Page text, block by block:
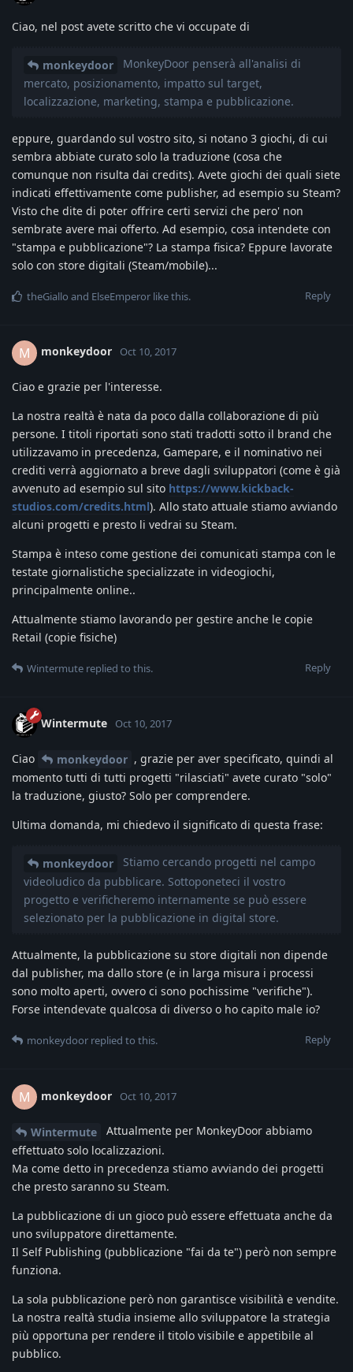
Ciao, nel post avete scritto che vi occupate di
monkeydoor
MonkeyDoor penserà all'analisi di
mercato, posizionamento, impatto sul target,
localizzazione, marketing, stampa e pubblicazione.
eppure, guardando sul vostro sito, si notano 3 giochi, di cui
sembra abbiate curato solo la traduzione (cosa che
comunque non risulta dai credits). Avete giochi dei quali siete
indicati effettivamente come publisher, ad esempio su Steam?
Visto che dite di poter offrire certi servizi che pero' non
sembrate avere mai offerto. Ad esempio, cosa intendete con
"stampa e pubblicazione"? La stampa fisica? Eppure lavorate
solo con store digitali (Steam/mobile)...
Reply
theGiallo and ElseEmperor like this.
M monkeydoor Oct 10, 2017
Ciao e grazie per l'interesse.
La nostra realtà è nata da poco dalla collaborazione di più
persone. I titoli riportati sono stati tradotti sotto il brand che
utilizzavamo in precedenza, Gamepare, e il nominativo nei
crediti verrà aggiornato a breve dagli sviluppatori (come è già
avvenuto ad esempio sul sito https://www.kickback-
studios.com/credits.html). Allo stato attuale stiamo avviando
alcuni progetti e presto li vedrai su Steam.
Stampa è inteso come gestione dei comunicati stampa con le
testate giornalistiche specializzate in videogiochi,
principalmente online..
Attualmente stiamo lavorando per gestire anche le copie
Retail (copie fisiche)
Reply
Wintermute replied to this.
Wintermute Oct 10, 2017
Ciao monkeydoor , grazie per aver specificato, quindi al
momento tutti di tutti progetti "rilasciati" avete curato "solo"
la traduzione, giusto? Solo per comprendere.
Ultima domanda, mi chiedevo il significato di questa frase:
monkeydoor
Stiamo cercando progetti nel campo
videoludico da pubblicare. Sottoponeteci il vostro
progetto e verificheremo internamente se può essere
selezionato per la pubblicazione in digital store.
Attualmente, la pubblicazione su store digitali non dipende
dal publisher, ma dallo store (e in larga misura i processi
sono molto aperti, ovvero ci sono pochissime "verifiche").
Forse intendevate qualcosa di diverso o ho capito male io?
Reply
monkeydoor replied to this.
M monkeydoor Oct 10, 2017
Wintermute
Attualmente per MonkeyDoor abbiamo
effettuato solo localizzazioni.
Ma come detto in precedenza stiamo avviando dei progetti
che presto saranno su Steam.
La pubblicazione di un gioco può essere effettuata anche da
uno sviluppatore direttamente.
Il Self Publishing (pubblicazione "fai da te") però non sempre
funziona.
La sola pubblicazione però non garantisce visibilità e vendite.
La nostra realtà studia insieme allo sviluppatore la strategia
più opportuna per rendere il titolo visibile e appetibile al
pubblico.